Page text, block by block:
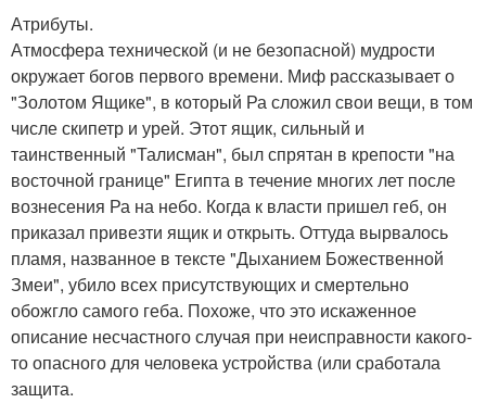
Атрибуты.
Атмосфера технической (и не безопасной) мудрости
окружает богов первого времени. Миф рассказывает о
"Золотом Ящике", в который Ра сложил свои вещи, в том
числе скипетр и урей. Этот ящик, сильный и
таинственный "Талисман", был спрятан в крепости "на
восточной границе" Египта в течение многих лет после
вознесения Ра на небо. Когда к власти пришел геб, он
приказал привезти ящик и открыть. Оттуда вырвалось
пламя, названное в тексте "Дыханием Божественной
Змеи", убило всех присутствующих и смертельно
обожгло самого геба. Похоже, что это искаженное
описание несчастного случая при неисправности какого-
то опасного для человека устройства (или сработала
защита.